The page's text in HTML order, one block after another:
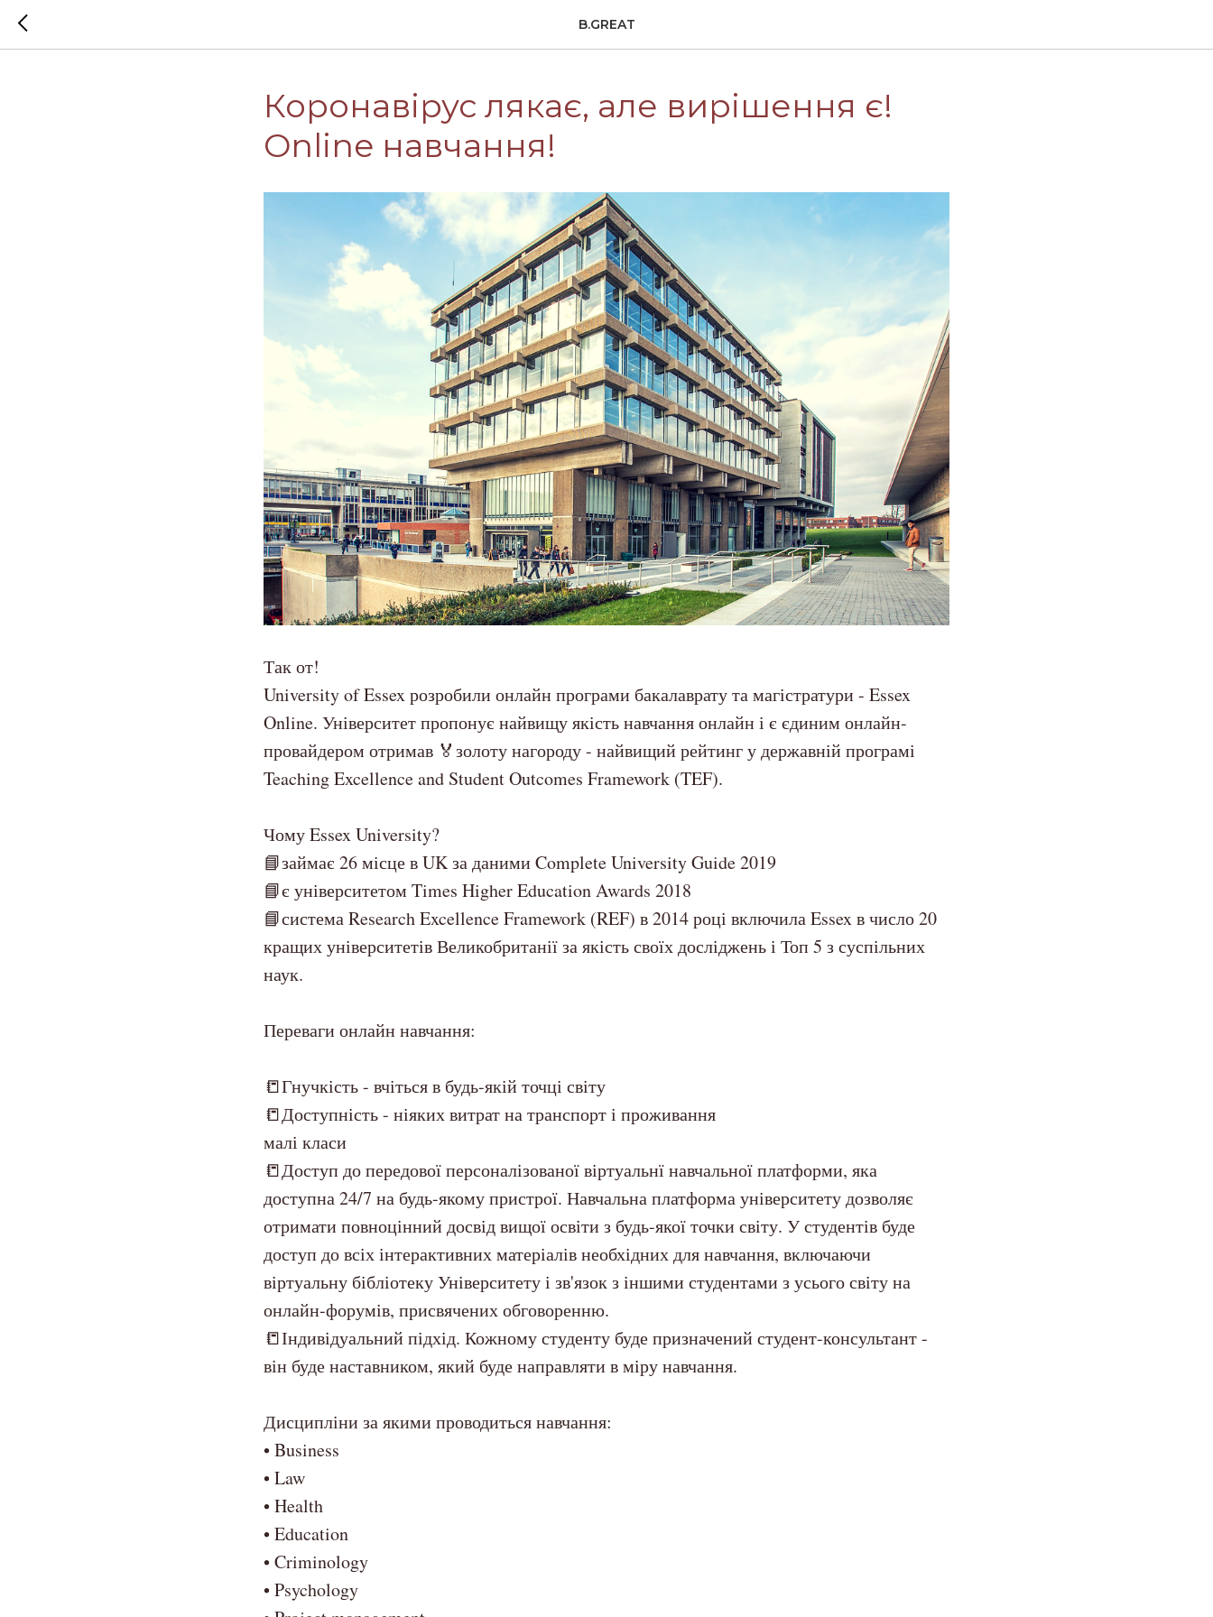
B.GREAT
Коронавірус лякає, але вирішення є!
Online навчання!
Так от!
University of Essex розробили онлайн програми бакалаврату та магістратури - Essex
Online. Університет пропонує найвищу якість навчання онлайн і є єдиним онлайн-
провайдером отримав 🏅золоту нагороду - найвищий рейтинг у державній програмі
Teaching Excellence and Student Outcomes Framework (TEF).
Чому Essex University?
📘займає 26 місце в UK за даними Complete University Guide 2019
📘є університетом Times Higher Education Awards 2018
📘система Research Excellence Framework (REF) в 2014 році включила Essex в число 20
кращих університетів Великобританії за якість своїх досліджень і Топ 5 з суспільних
наук.
Переваги онлайн навчання:
📒Гнучкість - вчіться в будь-якій точці світу
📒Доступність - ніяких витрат на транспорт і проживання
малі класи
📒Доступ до передової персоналізованої віртуальнї навчальної платформи, яка
доступна 24/7 на будь-якому пристрої. Навчальна платформа університету дозволяє
отримати повноцінний досвід вищої освіти з будь-якої точки світу. У студентів буде
доступ до всіх інтерактивних матеріалів необхідних для навчання, включаючи
віртуальну бібліотеку Університету і зв'язок з іншими студентами з усього світу на
онлайн-форумів, присвячених обговоренню.
📒Індивідуальний підхід. Кожному студенту буде призначений студент-консультант -
він буде наставником, який буде направляти в міру навчання.
Дисципліни за якими проводиться навчання:
• Business
• Law
• Health
• Education
• Criminology
• Psychology